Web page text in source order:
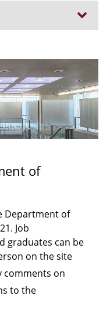
of
Department of
Job
graduates can be
on the site
comments on
to the